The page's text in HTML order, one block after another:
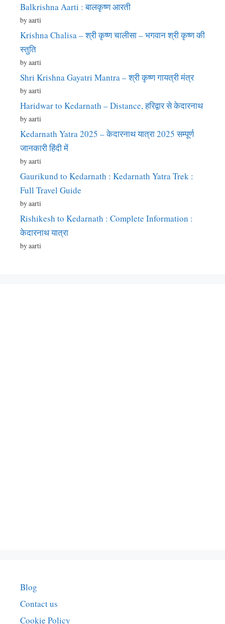
Balkrishna Aarti : बालकृष्ण आरती
by aarti
Krishna Chalisa – श्री कृष्ण चालीसा – भगवान श्री कृष्ण की
स्तुति
by aarti
Shri Krishna Gayatri Mantra – श्री कृष्ण गायत्री मंत्र
by aarti
Haridwar to Kedarnath – Distance, हरिद्वार से केदारनाथ
by aarti
Kedarnath Yatra 2025 – केदारनाथ यात्रा 2025 सम्पूर्ण
जानकारी हिंदी में
by aarti
Gaurikund to Kedarnath : Kedarnath Yatra Trek :
Full Travel Guide
by aarti
Rishikesh to Kedarnath : Complete Information :
केदारनाथ यात्रा
by aarti
Blog
Contact us
Cookie Policy